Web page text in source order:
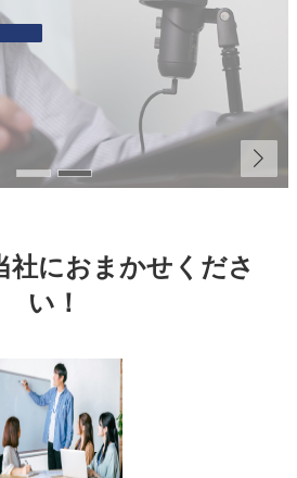
社におまかせくださ
い！